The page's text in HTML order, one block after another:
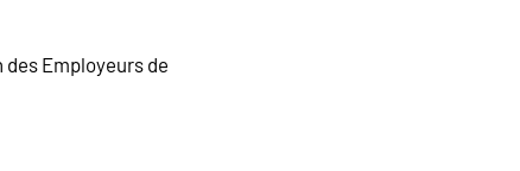
des Employeurs de